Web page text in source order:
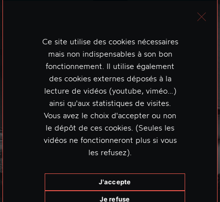
Ce site utilise des cookies nécessaires
mais non indispensables à son bon
fonctionnement. Il utilise également
des cookies externes déposés à la
lecture de vidéos (youtube, viméo…)
ainsi qu'aux statistiques de visites.
Vous avez le choix d'accepter ou non
le dépôt de ces cookies. (Seules les
vidéos ne fonctionneront plus si vous
les refusez).
J'accepte
Je refuse